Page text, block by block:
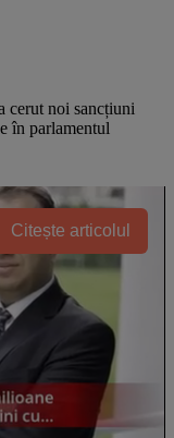
cerut noi sancțiuni
în parlamentul
Citește articolul